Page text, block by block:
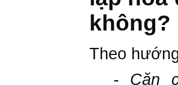
không?
Theo
- Căn